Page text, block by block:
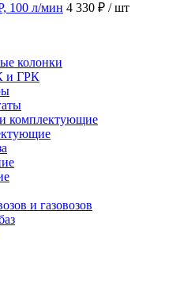
100 л/мин 4 330 ₽ / шт
колонки
и ГРК
комплектующие
и газовозов